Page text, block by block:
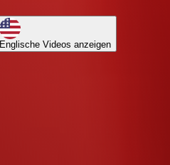
Englische Videos anzeigen